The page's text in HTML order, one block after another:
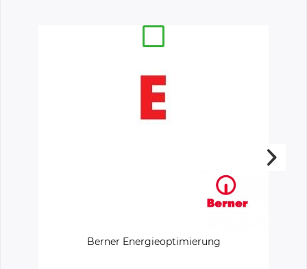
Berner Energieoptimierung